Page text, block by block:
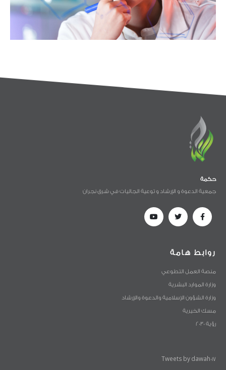
حكمة
جمعية الدعوة و الإرشاد و توعية الجاليات في شرق نجران
روابط هامة
منصة العمل التطوعي
وزارة الموارد البشرية
وزارة الشؤون الإسلامية والدعوة والإرشاد
مسك الخيرية
رؤية 2030
Tweets by dawah017